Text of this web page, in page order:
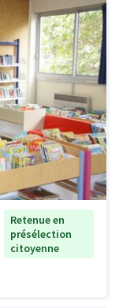
Retenue en
présélection
citoyenne